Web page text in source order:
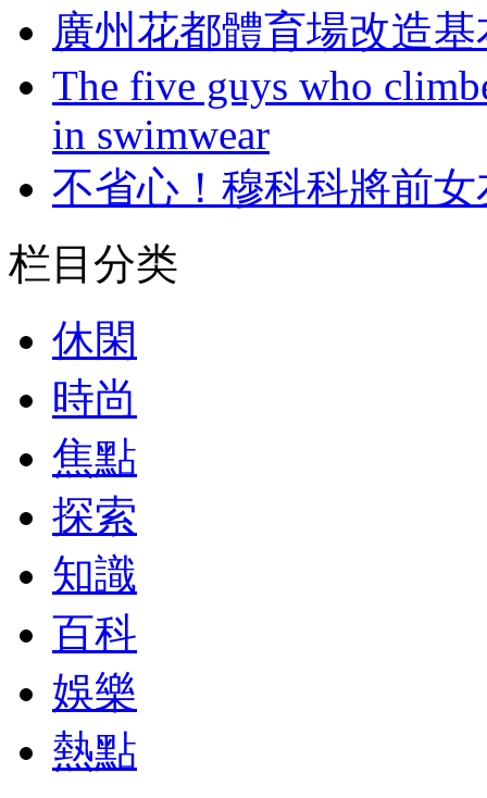
廣州花都體育場改造
The five guys who
in swimwear
不省心！穆科科將
栏目分类
休閑
時尚
焦點
探索
知識
百科
娛樂
熱點